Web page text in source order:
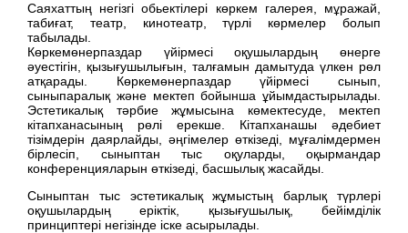
Саяхаттың негізгі обьектілері көркем галерея, мұражай,
табиғат, театр, кинотеатр, түрлі көрмелер болып
табылады.
Көркемөнерпаздар үйірмесі оқушылардың өнерге
әуестігін, қызығушылығын, талғамын дамытуда үлкен рөл
атқарады. Көркемөнерпаздар үйірмесі сынып,
сыныпаралық және мектеп бойынша ұйымдастырылады.
Эстетикалық тәрбие жұмысына көмектесуде, мектеп
кітапханасының рөлі ерекше. Кітапханашы әдебиет
тізімдерін даярлайды, әңгімелер өткізеді, мұғалімдермен
бірлесіп, сыныптан тыс оқуларды, оқырмандар
конференцияларын өткізеді, басшылық жасайды.
Сыныптан тыс эстетикалық жұмыстың барлық түрлері
оқушылардың еріктік, қызығушылық, бейімділік
принциптері негізінде іске асырылады.